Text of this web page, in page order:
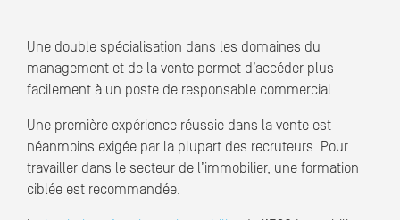
Une double spécialisation dans les domaines du
management et de la vente permet d’accéder plus
facilement à un poste de responsable commercial.
Une première expérience réussie dans la vente est
néanmoins exigée par la plupart des recruteurs. Pour
travailler dans le secteur de l’immobilier, une formation
ciblée est recommandée.